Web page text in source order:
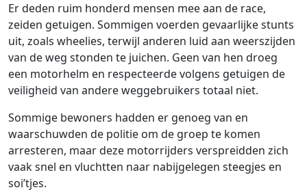
Er deden ruim honderd mensen mee aan de race,
zeiden getuigen. Sommigen voerden gevaarlijke stunts
uit, zoals wheelies, terwijl anderen luid aan weerszijden
van de weg stonden te juichen. Geen van hen droeg
een motorhelm en respecteerde volgens getuigen de
veiligheid van andere weggebruikers totaal niet.
Sommige bewoners hadden er genoeg van en
waarschuwden de politie om de groep te komen
arresteren, maar deze motorrijders verspreidden zich
vaak snel en vluchtten naar nabijgelegen steegjes en
soi’tjes.